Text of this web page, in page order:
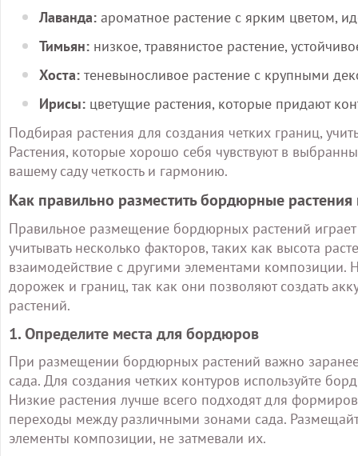
Лаванда: ароматное растение с ярким цветом,
Тимьян: низкое, травянистое растение,
Хоста: теневыносливое растение с крупными
Ирисы: цветущие растения, которые придают
Подбирая растения для создания четких границ,
Растения, которые хорошо себя чувствуют в
вашему саду четкость и гармонию.
Как правильно разместить бордюрные растения
Правильное размещение бордюрных растений
учитывать несколько факторов, таких как высота
взаимодействие с другими элементами
дорожек и границ, так как они позволяют создать
растений.
1. Определите места для бордюров
При размещении бордюрных растений важно
сада. Для создания четких контуров используйте
Низкие растения лучше всего подходят для
переходы между различными зонами сада.
элементы композиции, не затмевали их.